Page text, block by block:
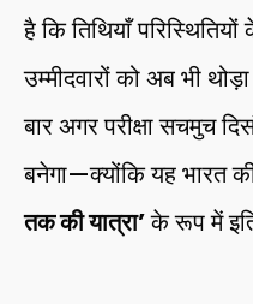
है कि तिथियाँ
उम्मीदवारों को अब भी
बार अगर परीक्षा सचमुच
बनेगा—क्योंकि यह भारत
तक की यात्रा’के रूप में